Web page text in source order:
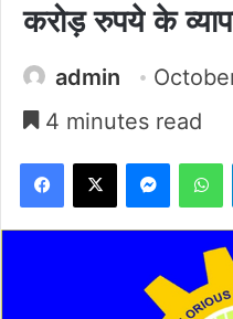
करोड़ रुपये के
admin
4 minutes read
Facebook
X